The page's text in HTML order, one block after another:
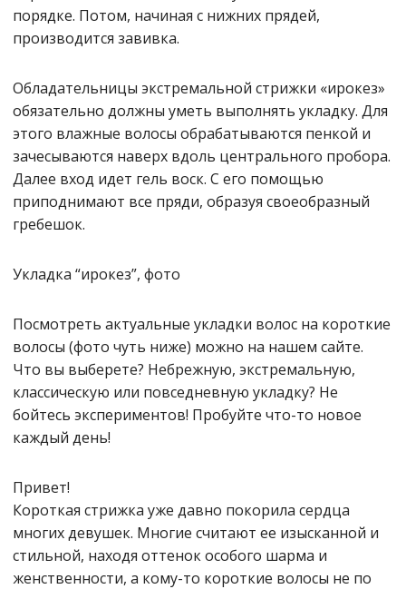
порядке. Потом, начиная с нижних прядей,
производится завивка.
Обладательницы экстремальной стрижки «ирокез»
обязательно должны уметь выполнять укладку. Для
этого влажные волосы обрабатываются пенкой и
зачесываются наверх вдоль центрального пробора.
Далее вход идет гель воск. С его помощью
приподнимают все пряди, образуя своеобразный
гребешок.
Укладка “ирокез”, фото
Посмотреть актуальные укладки волос на короткие
волосы (фото чуть ниже) можно на нашем сайте.
Что вы выберете? Небрежную, экстремальную,
классическую или повседневную укладку? Не
бойтесь экспериментов! Пробуйте что-то новое
каждый день!
Привет!
Короткая стрижка уже давно покорила сердца
многих девушек. Многие считают ее изысканной и
стильной, находя оттенок особого шарма и
женственности, а кому-то короткие волосы не по